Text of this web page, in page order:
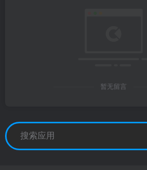
暂无留言